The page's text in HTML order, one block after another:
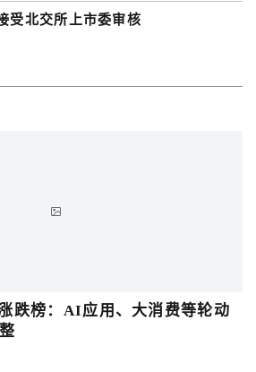
受北交所上市委审核
跌榜：AI应用、大消费等轮动